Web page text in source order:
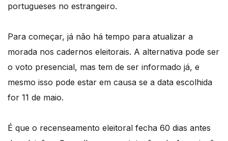
portugueses no estrangeiro.
Para começar, já não há tempo para atualizar a
morada nos cadernos eleitorais. A alternativa pode ser
o voto presencial, mas tem de ser informado já, e
mesmo isso pode estar em causa se a data escolhida
for 11 de maio.
É que o recenseamento eleitoral fecha 60 dias antes